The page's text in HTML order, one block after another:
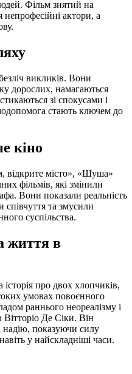
Фільм знятий на
актори, а
викликів. Вони
дорослих, намагаються
зі спокусами і
стають ключем до
кіно
відкрите місто», «Шуша»
фільмів, які змінили
Вони показали реальність
та змусили
суспільства.
життя в
про двох хлопчиків,
умовах повоєнного
раннього неореалізму і
Де Сіки. Він
надію, показуючи силу
у найскладніші часи.